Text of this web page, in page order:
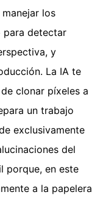
los
para detectar
y
La IA te
clonar píxeles a
un trabajo
exclusivamente
del
porque, en este
a la papelera